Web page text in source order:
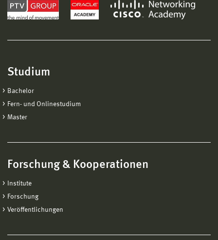
Studium
Bachelor
Fern- und Onlinestudium
Master
Forschung & Kooperationen
Institute
Forschung
Veröffentlichungen